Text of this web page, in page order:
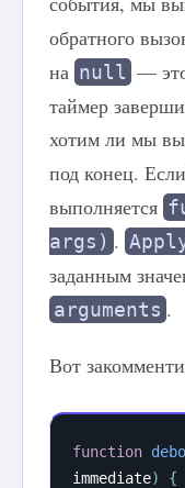
обратного
на null —
таймер
хотим ли мы
под конец. Если
выполняется
args) .
заданным
arguments .
Вот
function
immediate)
{